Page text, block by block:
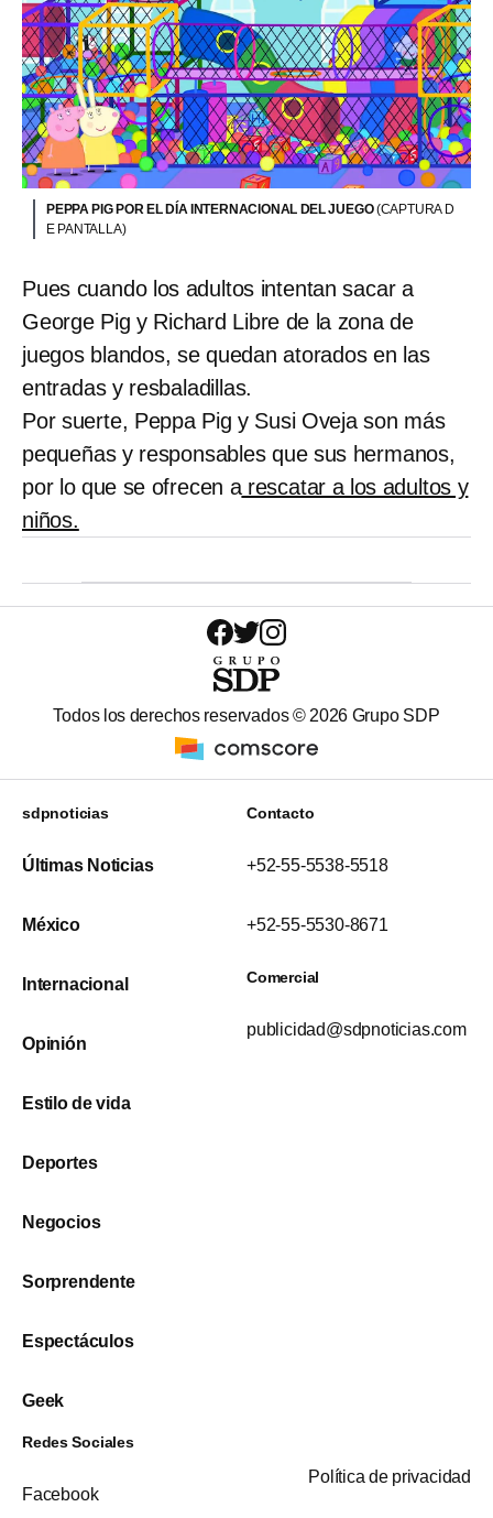
PEPPA PIG POR EL DÍA INTERNACIONAL DEL JUEGO(CAPTURA D
E PANTALLA)
Pues cuando los adultos intentan sacar a
George Pig y Richard Libre de la zona de
juegos blandos, se quedan atorados en las
entradas y resbaladillas.
Por suerte, Peppa Pig y Susi Oveja son más
pequeñas y responsables que sus hermanos,
por lo que se ofrecen arescatar a los adultos y
niños.
Todos los derechos reservados © 2026 Grupo SDP
sdpnoticias
Últimas Noticias
México
Internacional
Opinión
Estilo de vida
Deportes
Negocios
Sorprendente
Espectáculos
Geek
Contacto
+52-55-5538-5518
+52-55-5530-8671
Comercial
publicidad@sdpnoticias.com
Redes Sociales
Facebook
Política de privacidad